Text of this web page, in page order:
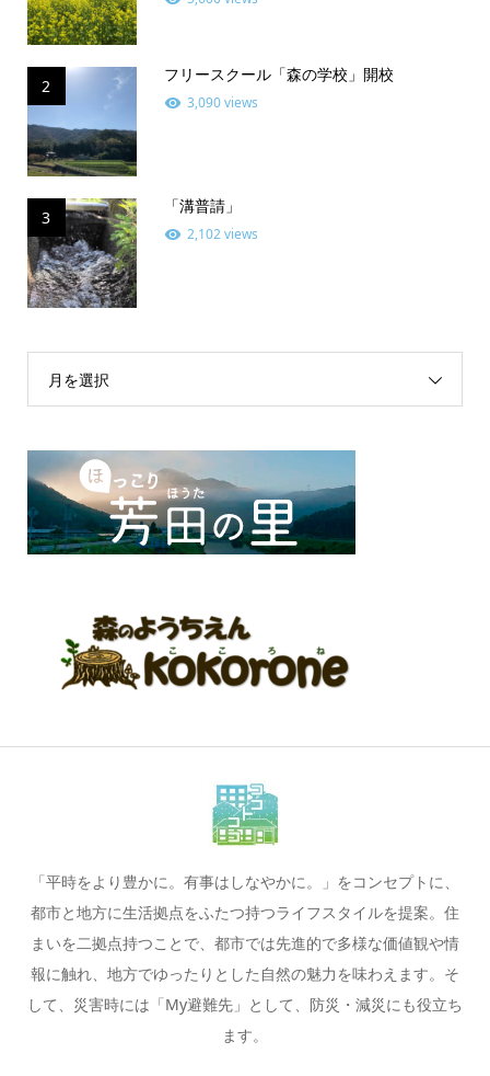
2
フリースクール「森の学校」開校
3,090 views
3
「溝普請」
2,102 views
月を選択
「平時をより豊かに。有事はしなやかに。」をコンセプトに、
都市と地方に生活拠点をふたつ持つライフスタイルを提案。住
まいを二拠点持つことで、都市では先進的で多様な価値観や情
報に触れ、地方でゆったりとした自然の魅力を味わえます。そ
して、災害時には「My避難先」として、防災・減災にも役立ち
ます。